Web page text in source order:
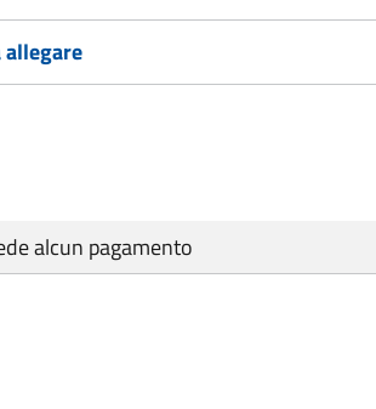
alcun pagamento